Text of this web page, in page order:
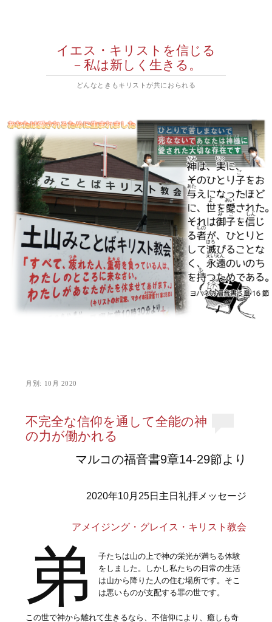
イエス・キリストを信じる
－私は新しく生きる。
どんなときもキリストが共におられる
月別: 10月 2020
不完全な信仰を通して全能の神
の力が働かれる
マルコの福音書9章14-29節より
2020年10月25日主日礼拝メッセージ
アメイジング・グレイス・キリスト教会
弟
子たちは山の上で神の栄光が満ちる体験
をしました。しかし私たちの日常の生活
は山から降りた人の住む場所です。そこ
は悪いものが支配する罪の世です。
この世で神から離れて生きるなら、不信仰により、癒しも奇